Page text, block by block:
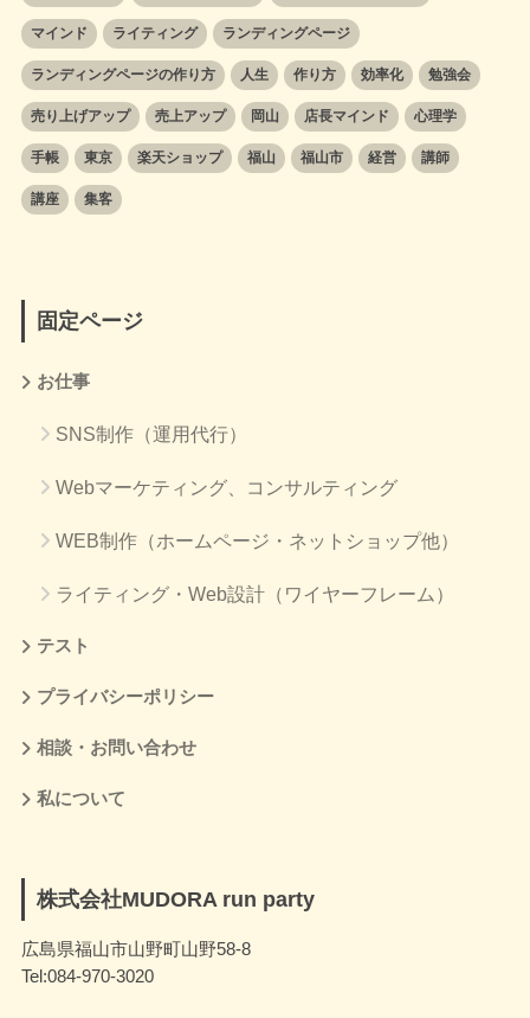
マインド ライティング ランディングページ
ランディングページの作り方 人生 作り方 効率化 勉強会
売り上げアップ 売上アップ 岡山 店長マインド 心理学
手帳 東京 楽天ショップ 福山 福山市 経営 講師
講座 集客
固定ページ
お仕事
SNS制作（運用代行）
Webマーケティング、コンサルティング
WEB制作（ホームページ・ネットショップ他）
ライティング・Web設計（ワイヤーフレーム）
テスト
プライバシーポリシー
相談・お問い合わせ
私について
株式会社MUDORA run party
広島県福山市山野町山野58-8
Tel:084-970-3020